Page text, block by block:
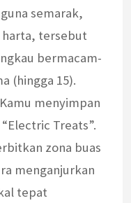
semarak,
harta, tersebut
bermacam-
(hingga 15).
menyimpan
Treats”.
zona buas
menganjurkan
tepat